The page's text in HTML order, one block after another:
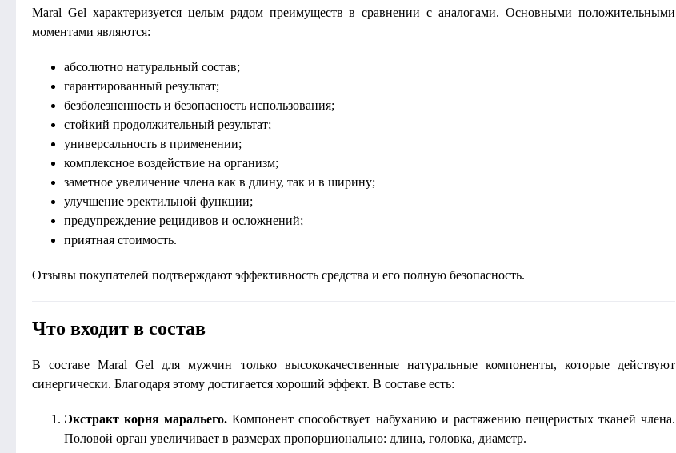
Maral Gel характеризуется целым рядом преимуществ в сравнении с аналогами. Основными положительными
моментами являются:
абсолютно натуральный состав;
гарантированный результат;
безболезненность и безопасность использования;
стойкий продолжительный результат;
универсальность в применении;
комплексное воздействие на организм;
заметное увеличение члена как в длину, так и в ширину;
улучшение эректильной функции;
предупреждение рецидивов и осложнений;
приятная стоимость.
Отзывы покупателей подтверждают эффективность средства и его полную безопасность.
Что входит в состав
В составе Maral Gel для мужчин только высококачественные натуральные компоненты, которые действуют
синергически. Благодаря этому достигается хороший эффект. В составе есть:
Экстракт корня маральего. Компонент способствует набуханию и растяжению пещеристых тканей члена.
Половой орган увеличивает в размерах пропорционально: длина, головка, диаметр.